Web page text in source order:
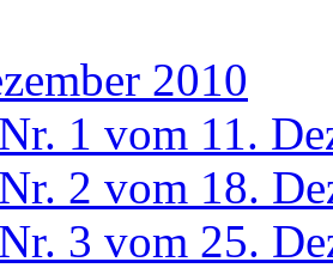
2010
Nr. 1 vom 11.
Nr. 2 vom 18.
Nr. 3 vom 25.